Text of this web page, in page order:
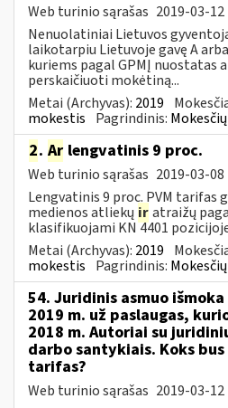
Web turinio sąrašas 2019-03-12
Nenuolatiniai Lietuvos
laikotarpiu Lietuvoje gavę A
kuriems pagal GPMĮ nuostatas
perskaičiuoti mokėtiną...
Metai (Archyvas): 2019
mokestis Pagrindinis:
2. Ar lengvatinis 9 proc.
Web turinio sąrašas 2019-03-08
Lengvatinis 9 proc. PVM tarifas
medienos atliekų iratraižų
klasifikuojami KN 4401
Metai (Archyvas): 2019
mokestis Pagrindinis:
54. Juridinis asmuo
2019 m. už paslaugas,
2018 m. Autoriai su
darbo santykiais. Koks bus
tarifas?
Web turinio sąrašas 2019-03-12